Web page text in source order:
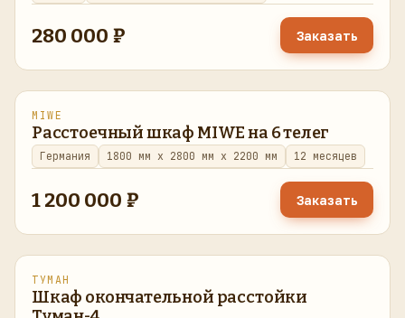
280 000 ₽ Заказать
восстановлено
MIWE
Расстоечный шкаф MIWE на 6 телег
Германия 1800 мм x 2800 мм x 2200 мм 12 месяцев
1 200 000 ₽ Заказать
восстановлено
ТУМАН
Шкаф окончательной расстойки